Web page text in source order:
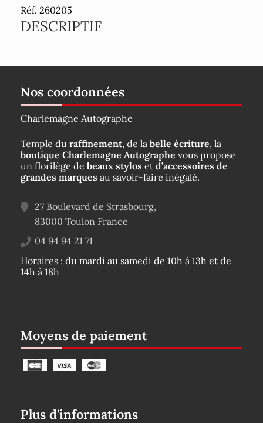
Réf. 260205
DESCRIPTIF
Nos coordonnées
Charlemagne Autographe
Temple du raffinement, de la belle écriture, la
boutique Charlemagne Autographe vous propose
un florilège de beaux stylos et d’accessoires de
grandes marques au savoir-faire inégalé.
27 Boulevard de Strasbourg,
83000 Toulon France
04 94 94 21 71
Horaires : du mardi au samedi de 10h à 13h et de
14h à 18h
Moyens de paiement
Plus d'informations